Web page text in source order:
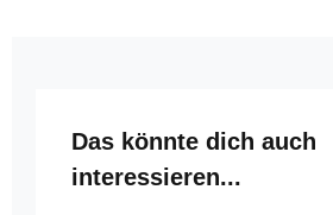
Produktgalerie überspringen
Das könnte dich auch
interessieren...